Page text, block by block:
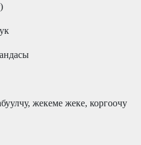
жекеме жеке, коргоочу